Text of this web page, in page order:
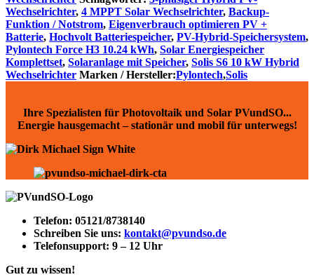
Wechselrichter, 4 MPPT Solar Wechselrichter, Backup-
Funktion / Notstrom, Eigenverbrauch optimieren PV +
Batterie, Hochvolt Batteriespeicher, PV-Hybrid-Speichersystem,
Pylontech Force H3 10.24 kWh, Solar Energiespeicher
Komplettset, Solaranlage mit Speicher, Solis S6 10 kW Hybrid
Wechselrichter Marken / Hersteller:Pylontech,Solis
Ihre Spezialisten für Photovoltaik und Solar PVundSO...
Energie hausgemacht – stationär und mobil für unterwegs!
Telefon: 05121/8738140
Schreiben Sie uns: kontakt@pvundso.de
Telefonsupport: 9 – 12 Uhr
Gut zu wissen!